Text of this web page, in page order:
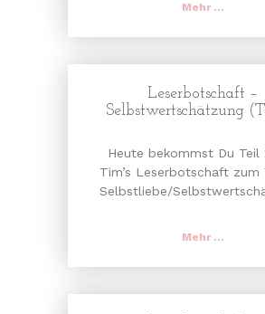
Mehr ...
Leserbotschaft –
Selbstwertschätzung
Heute bekommst Du Teil
Tim’s Leserbotschaft zum
Selbstliebe/
Mehr ...